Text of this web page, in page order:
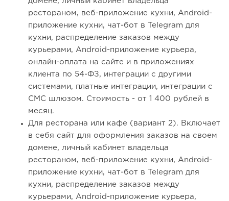
рестораном, веб-приложение кухни, Android-
приложение кухни, чат-бот в Telegram для
кухни, распределение заказов между
курьерами, Android-приложение курьера,
онлайн-оплата на сайте и в приложениях
клиента по 54-ФЗ, интеграции с другими
системами, платные интеграции, интеграции с
СМС шлюзом. Стоимость - от 1 400 рублей в
месяц.
Для ресторана или кафе (вариант 2). Включает
в себя сайт для оформления заказов на своем
домене, личный кабинет владельца
рестораном, веб-приложение кухни, Android-
приложение кухни, чат-бот в Telegram для
кухни, распределение заказов между
курьерами, Android-приложение курьера,